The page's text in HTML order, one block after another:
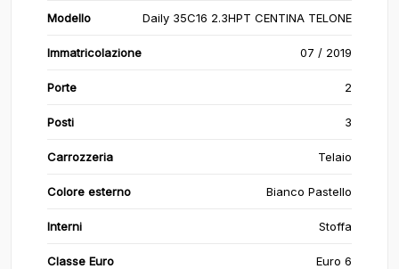
Modello Daily 35C16 2.3HPT CENTINA TELONE
Immatricolazione 07 / 2019
Porte 2
Posti 3
Carrozzeria Telaio
Colore esterno Bianco Pastello
Interni Stoffa
Classe Euro Euro 6